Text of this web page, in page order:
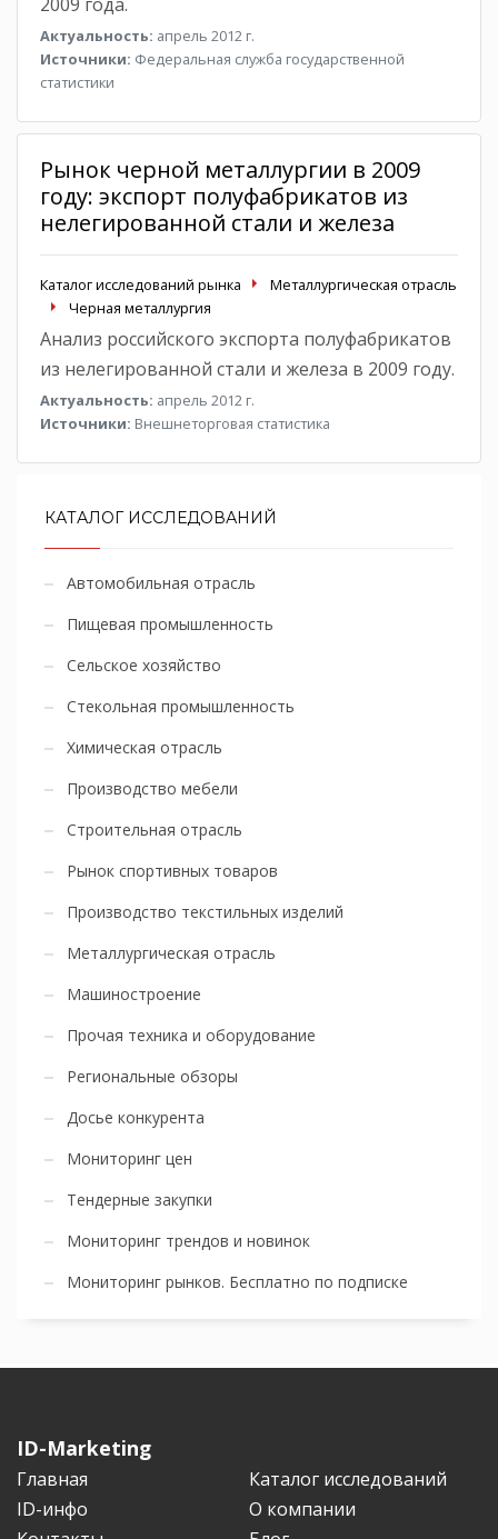
Актуальность: апрель 2012 г.
Источники: Федеральная служба государственной
статистики
Рынок черной металлургии в 2009
году: экспорт полуфабрикатов из
нелегированной стали и железа
Каталог исследований рынка
Металлургическая отрасль
Черная металлургия
Анализ российского экспорта полуфабрикатов
из нелегированной стали и железа в 2009 году.
Актуальность: апрель 2012 г.
Источники: Внешнеторговая статистика
КАТАЛОГ ИССЛЕДОВАНИЙ
Автомобильная отрасль
Пищевая промышленность
Сельское хозяйство
Стекольная промышленность
Химическая отрасль
Производство мебели
Строительная отрасль
Рынок спортивных товаров
Производство текстильных изделий
Металлургическая отрасль
Машиностроение
Прочая техника и оборудование
Региональные обзоры
Досье конкурента
Мониторинг цен
Тендерные закупки
Мониторинг трендов и новинок
Мониторинг рынков. Бесплатно по подписке
ID-Marketing
Главная
Каталог исследований
ID-инфо
О компании